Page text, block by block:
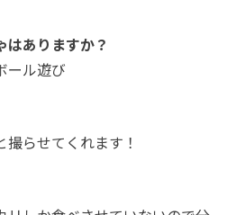
ありますか？
ール遊び
らせてくれます！